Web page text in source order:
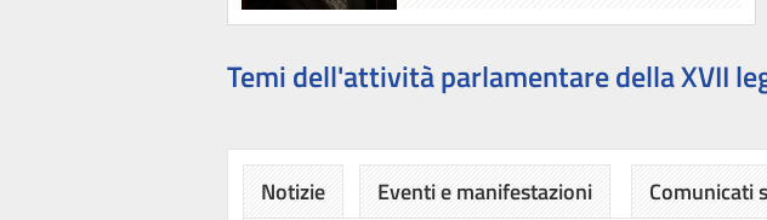
Temi dell'attività parlamentare della XVII
Notizie Eventi e manifestazioni Comunicati